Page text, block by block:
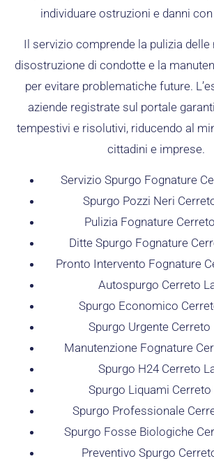
individuare ostruzioni e danni
Il servizio comprende la pulizia delle
disostruzione di condotte e la
per evitare problematiche future.
aziende registrate sul portale
tempestivi e risolutivi, riducendo al
cittadini e imprese.
Servizio Spurgo Fognature
Spurgo Pozzi Neri
Pulizia Fognature
Ditte Spurgo Fognature
Pronto Intervento Fognature
Autospurgo Cerreto
Spurgo Economico
Spurgo Urgente Cerreto
Manutenzione Fognature
Spurgo H24 Cerreto
Spurgo Liquami Cerreto
Spurgo Professionale
Spurgo Fosse Biologiche
Preventivo Spurgo